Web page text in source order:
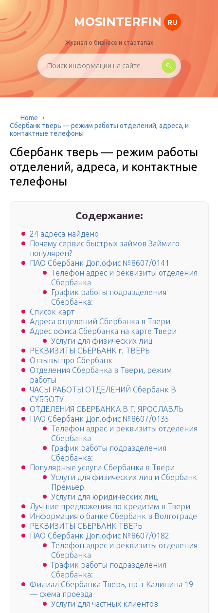
MOSINTERFIN RU
Журнал о бизнесе и стартапах
Home
Сбербанк тверь — режим работы отделений, адреса, и
контактные телефоны
Сбербанк тверь — режим работы
отделений, адреса, и контактные
телефоны
Содержание:
24 адреса найдено
Почему сервис быстрых займов Займиго
популярен?
ПАО Сбербанк Доп.офис №8607/0141
Телефон адрес и реквизиты отделения
Сбербанка
График работы подразделения
Сбербанка:
Список карт
Адреса отделений Сбербанка в Твери
Адрес офиса Сбербанка на карте Твери
Услуги для физических лиц
РЕКВИЗИТЫ СБЕРБАНК г. ТВЕРЬ
Отзывы про Сбербанк
Отделения Сбербанка в Твери, режим
работы
ЧАСЫ РАБОТЫ ОТДЕЛЕНИЙ Сбербанк В
СУББОТУ
ОТДЕЛЕНИЯ СБЕРБАНКА В Г. ЯРОСЛАВЛЬ
ПАО Сбербанк Доп.офис №8607/0135
Телефон адрес и реквизиты отделения
Сбербанка
График работы подразделения
Сбербанка:
Популярные услуги Сбербанка в Твери
Услуги для физических лиц и Сбербанк
Премьер
Услуги для юридических лиц
Лучшие предложения по кредитам в Твери
Информация о банке Сбербанк в Волгограде
РЕКВИЗИТЫ СБЕРБАНК ТВЕРЬ
ПАО Сбербанк Доп.офис №8607/0182
Телефон адрес и реквизиты отделения
Сбербанка
График работы подразделения
Сбербанка:
Филиал Сбербанка Тверь, пр-т Калинина 19
— схема проезда
Услуги для частных клиентов